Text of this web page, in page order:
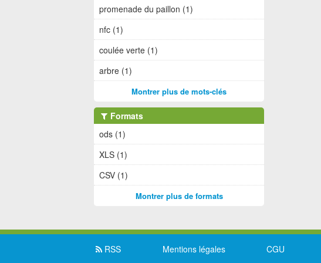
promenade du paillon (1)
nfc (1)
coulée verte (1)
arbre (1)
Montrer plus de mots-clés
Formats
ods (1)
XLS (1)
CSV (1)
Montrer plus de formats
RSS Mentions légales CGU